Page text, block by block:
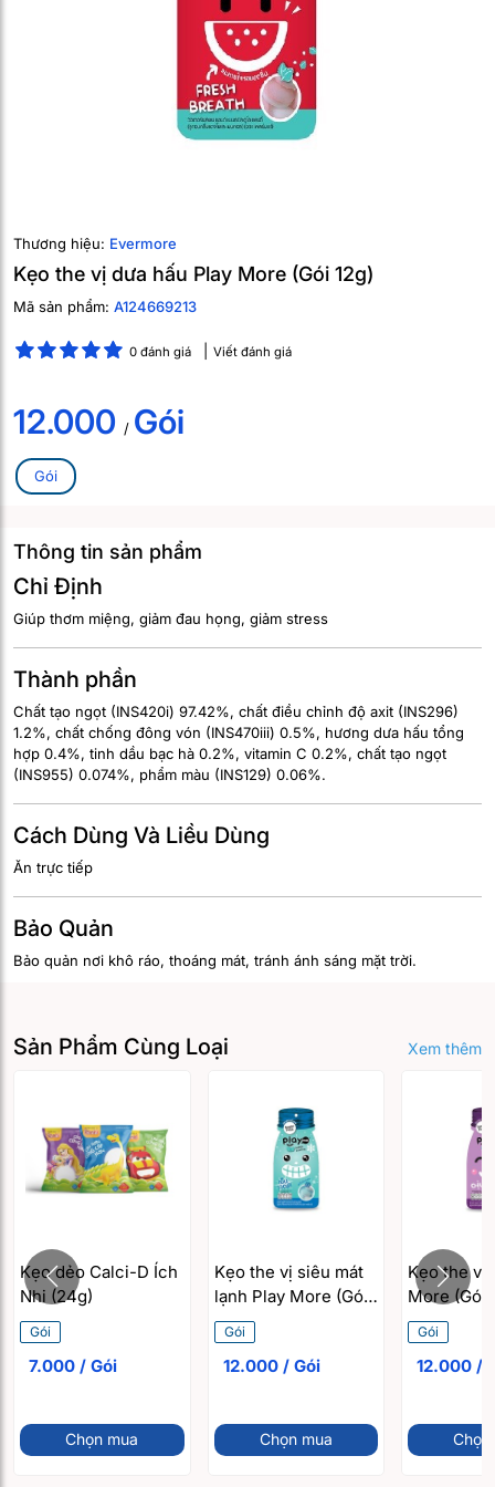
Thương hiệu: Evermore
Kẹo the vị dưa hấu Play More (Gói 12g)
Mã sản phẩm: A124669213
0 đánh giá Viết đánh giá
12.000 / Gói
Gói
Thông tin sản phẩm
Chỉ Định
Giúp thơm miệng, giảm đau họng, giảm stress
Thành phần
Chất tạo ngọt (INS420i) 97.42%, chất điều chỉnh độ axit (INS296)
1.2%, chất chống đông vón (INS470iii) 0.5%, hương dưa hấu tổng
hợp 0.4%, tinh dầu bạc hà 0.2%, vitamin C 0.2%, chất tạo ngọt
(INS955) 0.074%, phẩm màu (INS129) 0.06%.
Cách Dùng Và Liều Dùng
Ăn trực tiếp
Bảo Quản
Bảo quản nơi khô ráo, thoáng mát, tránh ánh sáng mặt trời.
Sản Phẩm Cùng Loại Xem thêm
Kẹo dẻo Calci-D Ích
Nhi (24g)
Gói
7.000 / Gói
Chọn mua
Kẹo the vị siêu mát
lạnh Play More (Gói
12g)
Gói
12.000 / Gói
Chọn mua
Kẹo the vị
More (Gói
Gói
Chọn